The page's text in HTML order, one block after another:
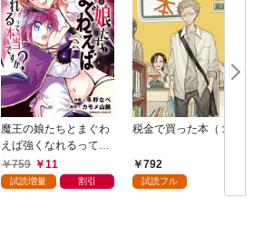
魔王の娘たちとまぐわ
えば強くなれるって本
当ですか？【特典ペー
パー付き】【カラーペ
759 11
試読増量 割引
税金で買った本（１）
792
試読フル